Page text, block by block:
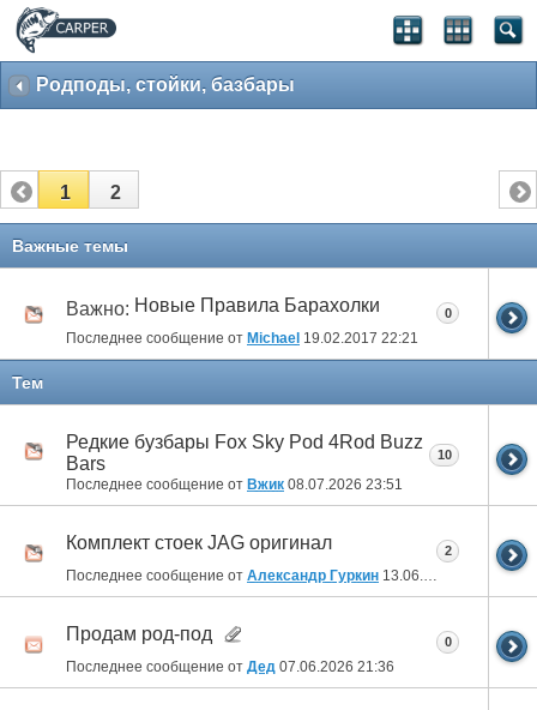
Родподы, стойки, базбары
1 2
Важные темы
Важно: Новые Правила Барахолки
Последнее сообщение от Michael 19.02.2017 22:21
0
Тем
Редкие бузбары Fox Sky Pod 4Rod Buzz
Bars
Последнее сообщение от Вжик 08.07.2026 23:51
10
Комплект стоек JAG оригинал
Последнее сообщение от Александр Гуркин 13.06.2026
2
Продам род-под
Последнее сообщение от Дед 07.06.2026 21:36
0